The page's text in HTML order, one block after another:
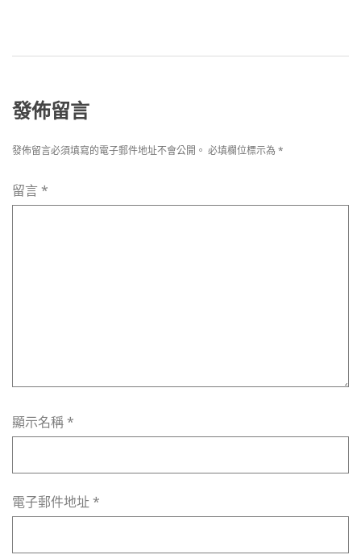
發佈留言
發佈留言必須填寫的電子郵件地址不會公開。 必填欄位標示為 *
留言*
顯示名稱*
電子郵件地址*